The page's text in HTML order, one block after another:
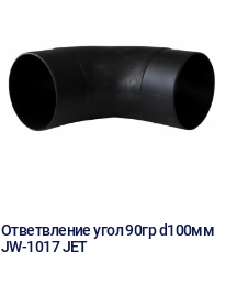
Ответвление угол 90гр d100мм
JW-1017 JET